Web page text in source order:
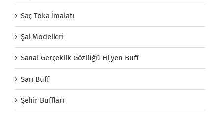
Saç Toka İmalatı
Şal Modelleri
Sanal Gerçeklik Gözlüğü Hijyen Buff
Sarı Buff
Şehir Buffları